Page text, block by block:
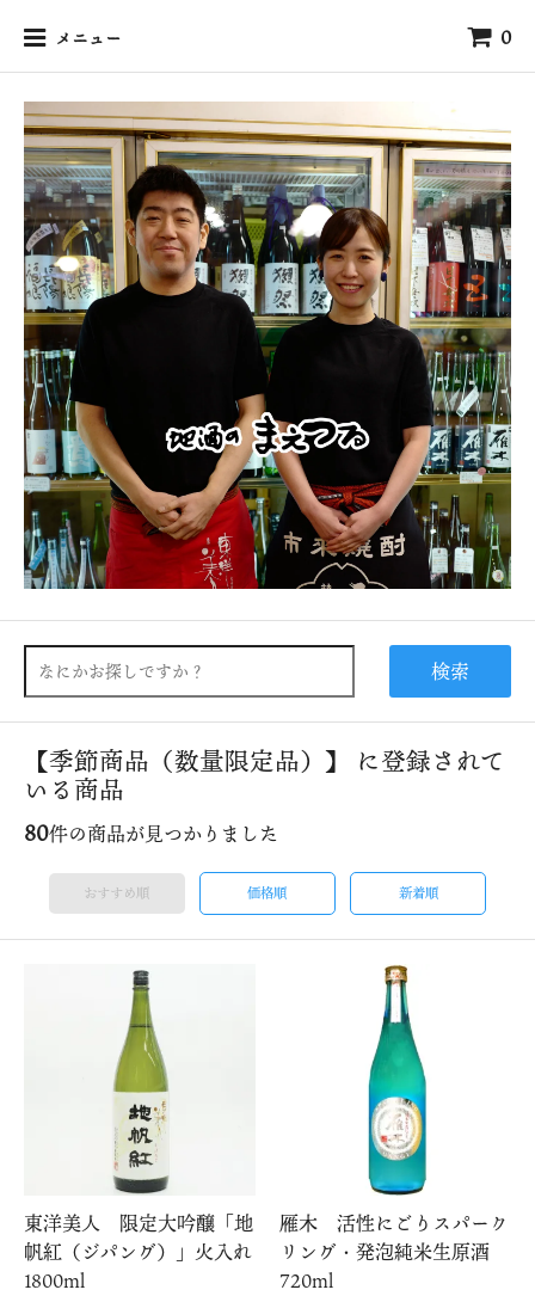
メニュー 0
検索
【季節商品（数量限定品）】 に登録されて
いる商品
80件の商品が見つかりました
おすすめ順 価格順 新着順
東洋美人 限定大吟醸「地
帆紅（ジパング）」火入れ
1800ml
雁木 活性にごりスパーク
リング・発泡純米生原酒
720ml